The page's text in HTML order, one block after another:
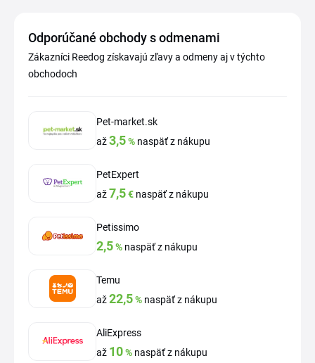
Odporúčané obchody s odmenami
Zákazníci Reedog získavajú zľavy a odmeny aj v týchto
obchodoch
Pet-market.sk
až3,5% naspäť z nákupu
PetExpert
až7,5€ naspäť z nákupu
Petissimo
2,5% naspäť z nákupu
Temu
až22,5% naspäť z nákupu
AliExpress
až 10% naspäť z nákupu